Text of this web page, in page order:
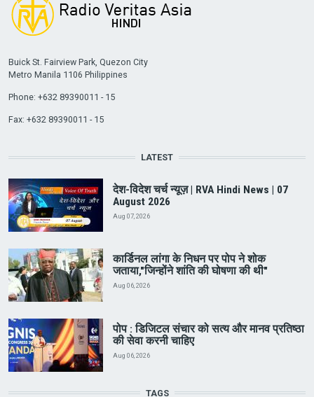
Buick St. Fairview Park, Quezon City
Metro Manila 1106 Philippines
Phone: +632 89390011 - 15
Fax: +632 89390011 - 15
LATEST
देश-विदेश चर्च न्यूज़ | RVA Hindi News | 07
August 2026
Aug 07, 2026
कार्डिनल लांगा के निधन पर पोप ने शोक
जताया,"जिन्होंने शांति की घोषणा की थी"
Aug 06, 2026
पोप : डिजिटल संचार को सत्य और मानव प्रतिष्ठा
की सेवा करनी चाहिए
Aug 06, 2026
TAGS